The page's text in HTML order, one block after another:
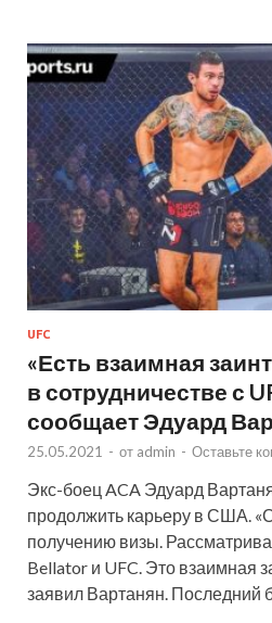
UFC
«Есть взаимная
в сотрудничестве с
сообщает Эдуард
25.05.2021 - от admin - Оставьте
Экс-боец ACA Эдуард
продолжить карьеру в США.
получению визы.
Bellator и UFC. Это взаимная
заявил Вартанян. Последний